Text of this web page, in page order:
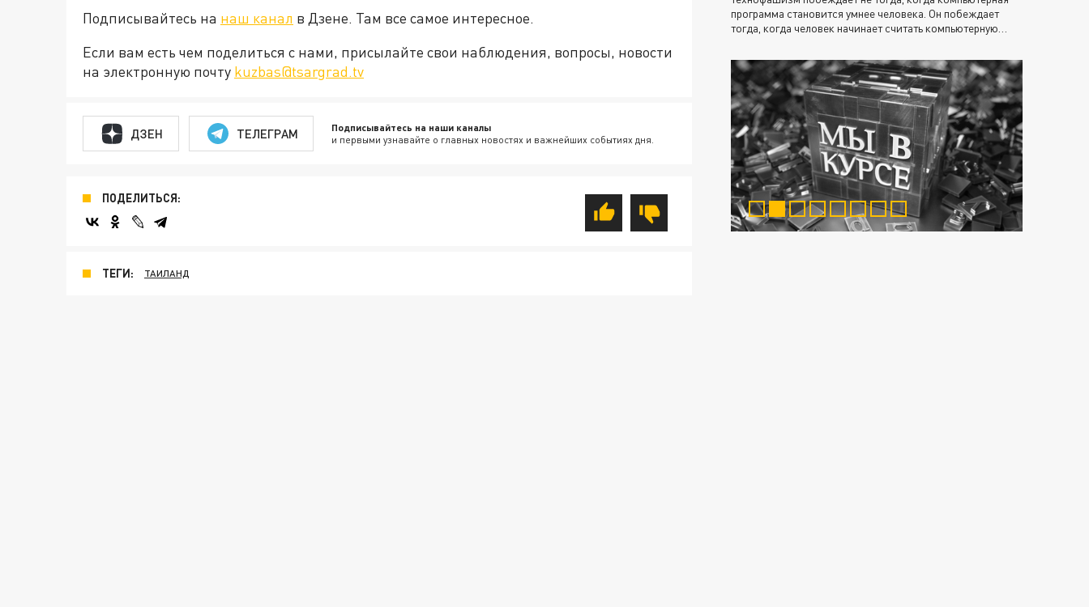
Подписывайтесь на наш канал в Дзене. Там все самое интересное.
Если вам есть чем поделиться с нами, присылайте свои наблюдения, вопросы, новости
на электронную почту kuzbas@tsargrad.tv
ДЗЕН ТЕЛЕГРАМ Подписывайтесь на наши каналы
и первыми узнавайте о главных новостях и важнейших событиях дня.
ПОДЕЛИТЬСЯ:
ТЕГИ: ТАИЛАНД
программа становится умнее человека. Он побеждает
тогда, когда человек начинает считать компьютерную